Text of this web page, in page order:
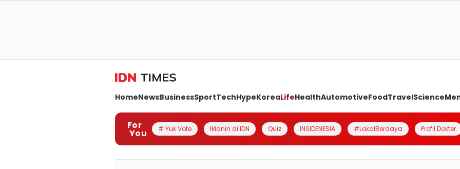
HomeNewsBusinessSportTechHypeKoreaLifeHealthAutomotiveFoodTravelScience
For
You # Yuk Vote Iklanin di IDN Quiz INSIDENESIA #LokalBerdaya Profil Dokter